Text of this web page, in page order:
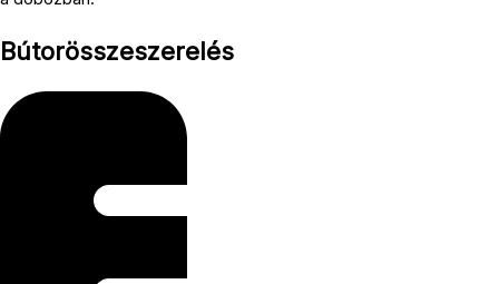
Bútorösszeszerelés